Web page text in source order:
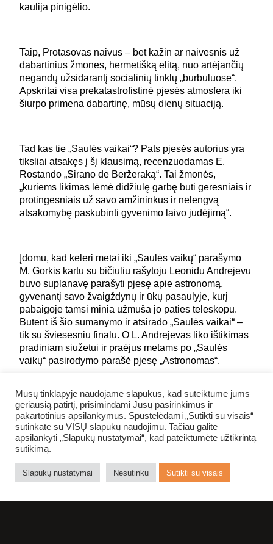
kaulija pinigėlio.
Taip, Protasovas naivus – bet kažin ar naivesnis už
dabartinius žmones, hermetišką elitą, nuo artėjančių
negandų užsidarantį socialinių tinklų „burbuluose“.
Apskritai visa prekatastrofistinė pjesės atmosfera iki
šiurpo primena dabartinę, mūsų dienų situaciją.
Tad kas tie „Saulės vaikai“? Pats pjesės autorius yra
tiksliai atsakęs į šį klausimą, recenzuodamas E.
Rostando „Sirano de Beržeraką“. Tai žmonės,
„kuriems likimas lėmė didžiulę garbę būti geresniais ir
protingesniais už savo amžininkus ir nelengvą
atsakomybę paskubinti gyvenimo laivo judėjimą“.
Įdomu, kad keleri metai iki „Saulės vaikų“ parašymo
M. Gorkis kartu su bičiuliu rašytoju Leonidu Andrejevu
buvo suplanavę parašyti pjesę apie astronomą,
gyvenantį savo žvaigždynų ir ūkų pasaulyje, kurį
pabaigoje tamsi minia užmuša jo paties teleskopu.
Būtent iš šio sumanymo ir atsirado „Saulės vaikai“ –
tik su šviesesniu finalu. O L. Andrejevas liko ištikimas
pradiniam siužetui ir praėjus metams po „Saulės
vaikų“ pasirodymo parašė pjesę „Astronomas“.
Istorija kartojasi ciklais, ir kaskart patekusiems į
panašią situaciją kyla klausimas, kas nugalės: Saulės
vaikai, Mėnulio žmonės ar apskritai Pragaro išperos.
Darykime viską, kad teleskopai mūsų pasaulyje būtų
Mūsų tinklapyje naudojame slapukus, kad suteiktume jums
geriausią patirtį, prisimindami Jūsų pasirinkimus ir
pakartotinius apsilankymus. Spustelėdami „Sutikti su visais“
sutinkate su VISŲ slapukų naudojimu. Tačiau galite
apsilankyti „Slapukų nustatymai“, kad pateiktumėte užtikrintą
sutikimą.
Slapukų nustatymai Nesutinku Sutikti su visais